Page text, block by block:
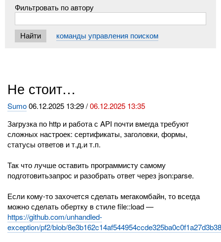
Фильтровать по автору
команды управления поиском
Не стоит…
Sumo06.12.2025 13:29 /06.12.2025 13:35
Загрузка по http и работа с API почти вмегда требуют
сложных настроек: сертификаты, заголовки, формы,
статусы ответов и т.д.и т.п.
Так что лучше оставить программисту самому
подготовитьзапрос и разобрать ответ через json:parse.
Если кому-то захочется сделать мегакомбайн, то всегда
можно сделать обертку в стиле file::load —
https://github.com/unhandled-
exception/pf2/blob/